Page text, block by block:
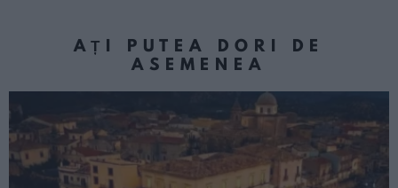
AȚI PUTEA DORI DE
ASEMENEA